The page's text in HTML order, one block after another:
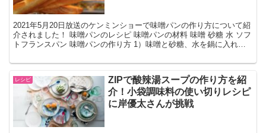
2021年5月20日放送のケンミンショーで味噌パンの作り方について紹
介されました！ 味噌パンのレシピ 味噌パンの材料 味噌 砂糖 水 ソフ
トフランスパン 味噌パンの作り方 1）味噌と砂糖、水を鍋に入れ火
レシピ
ZIPで酸辣湯スープの作り方を紹
介！小袋調味料の使い切りレシピ
に岸優太さんが挑戦